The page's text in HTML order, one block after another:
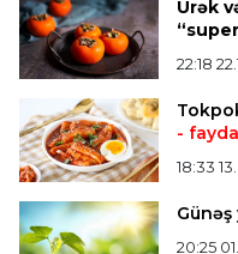
Bütün xəbərlər >>>
Ürək
22:18
-
18:33
Günəş
20:25